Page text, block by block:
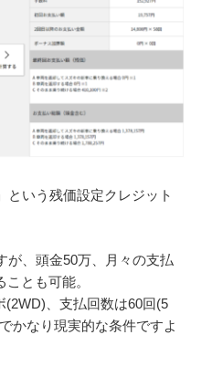
という残価設定クレジット
が、頭金50万、月々の支払
とも可能。
(2WD) 、支払回数は60回(5
かなり現実的な条件ですよ